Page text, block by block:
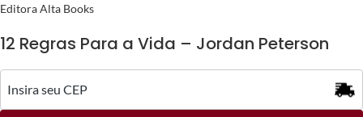
Editora Alta Books
12 Regras Para a Vida – Jordan Peterson